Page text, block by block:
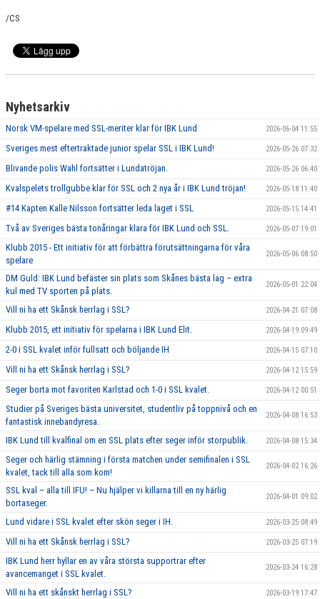
/CS
Nyhetsarkiv
Norsk VM-spelare med SSL-meriter klar för IBK Lund 2026-06-04 11:55
Sveriges mest eftertraktade junior spelar SSL i IBK Lund! 2026-05-26 07:32
Blivande polis Wahl fortsätter i Lundatröjan. 2026-05-26 06:40
Kvalspelets trollgubbe klar för SSL och 2 nya år i IBK Lund tröjan! 2026-05-18 11:40
#14 Kapten Kalle Nilsson fortsätter leda laget i SSL 2026-05-15 14:41
Två av Sveriges bästa tonåringar klara för IBK Lund och SSL. 2026-05-07 19:01
Klubb 2015 - Ett initiativ för att förbättra förutsättningarna för våra
spelare
2026-05-06 08:50
DM Guld: IBK Lund befäster sin plats som Skånes bästa lag – extra
kul med TV sporten på plats.
2026-05-01 22:04
Vill ni ha ett Skånsk herrlag i SSL? 2026-04-21 07:08
Klubb 2015, ett initiativ för spelarna i IBK Lund Elit. 2026-04-19 09:49
2-0 i SSL kvalet inför fullsatt och böljande IH 2026-04-15 07:10
Vill ni ha ett Skånsk herrlag i SSL? 2026-04-12 15:59
Seger borta mot favoriten Karlstad och 1-0 i SSL kvalet. 2026-04-12 00:51
Studier på Sveriges bästa universitet, studentliv på toppnivå och en
fantastisk innebandyresa.
2026-04-08 16:53
IBK Lund till kvalfinal om en SSL plats efter seger inför storpublik. 2026-04-08 15:34
Seger och härlig stämning i första matchen under semifinalen i SSL
kvalet, tack till alla som kom!
2026-04-02 16:26
SSL kval – alla till IFU! – Nu hjälper vi killarna till en ny härlig
bortaseger.
2026-04-01 09:02
Lund vidare i SSL kvalet efter skön seger i IH. 2026-03-25 08:49
Vill ni ha ett Skånsk herrlag i SSL? 2026-03-25 07:19
IBK Lund herr hyllar en av våra största supportrar efter
avancemanget i SSL kvalet.
2026-03-24 16:28
Vill ni ha ett skånskt herrlag i SSL? 2026-03-19 17:47